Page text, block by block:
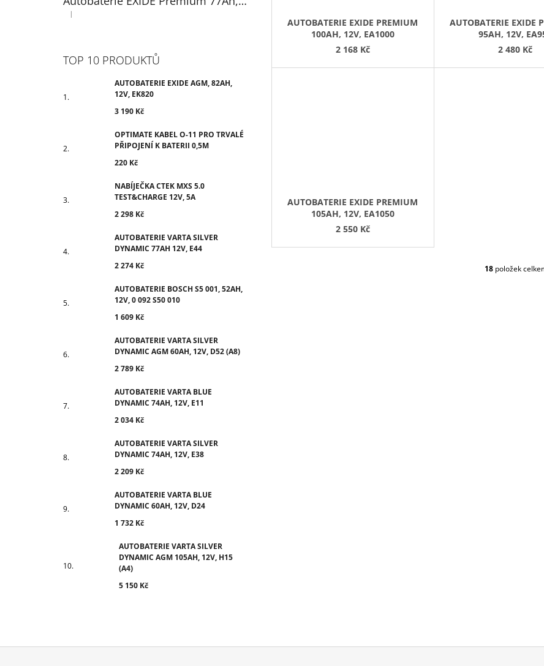
Hodnocení produktu je 5 z 5 hvězdiček.
|
TOP 10 PRODUKTŮ
AUTOBATERIE EXIDE AGM, 82AH,
12V, EK820
3 190 Kč
OPTIMATE KABEL O-11 PRO TRVALÉ
PŘIPOJENÍ K BATERII 0,5M
220 Kč
NABÍJEČKA CTEK MXS 5.0
TEST&CHARGE 12V, 5A
2 298 Kč
AUTOBATERIE VARTA SILVER
DYNAMIC 77AH 12V, E44
2 274 Kč
AUTOBATERIE BOSCH S5 001, 52AH,
12V, 0 092 S50 010
1 609 Kč
AUTOBATERIE VARTA SILVER
DYNAMIC AGM 60AH, 12V, D52 (A8)
2 789 Kč
AUTOBATERIE VARTA BLUE
DYNAMIC 74AH, 12V, E11
2 034 Kč
AUTOBATERIE VARTA SILVER
DYNAMIC 74AH, 12V, E38
2 209 Kč
AUTOBATERIE VARTA BLUE
DYNAMIC 60AH, 12V, D24
1 732 Kč
AUTOBATERIE VARTA SILVER
DYNAMIC AGM 105AH, 12V, H15
(A4)
5 150 Kč
AUTOBATERIE EXIDE PREMIUM
100AH, 12V, EA1000
2 168 Kč
AUTOBATERIE EXIDE
95AH, 12V,
2 480 Kč
AUTOBATERIE EXIDE PREMIUM
105AH, 12V, EA1050
2 550 Kč
O
18položek